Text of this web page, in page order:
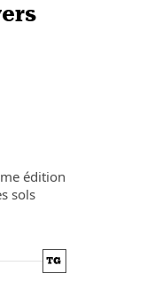
édition
sols